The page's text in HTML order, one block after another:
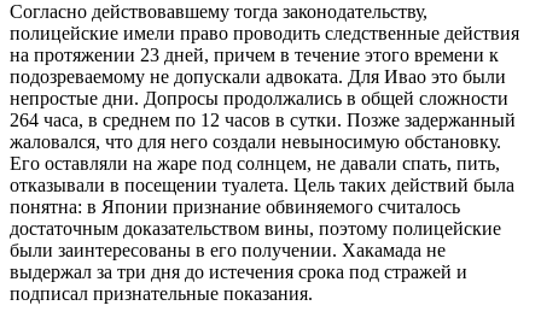
Согласно действовавшему тогда законодательству,
полицейские имели право проводить следственные действия
на протяжении 23 дней, причем в течение этого времени к
подозреваемому не допускали адвоката. Для Ивао это были
непростые дни. Допросы продолжались в общей сложности
264 часа, в среднем по 12 часов в сутки. Позже задержанный
жаловался, что для него создали невыносимую обстановку.
Его оставляли на жаре под солнцем, не давали спать, пить,
отказывали в посещении туалета. Цель таких действий была
понятна: в Японии признание обвиняемого считалось
достаточным доказательством вины, поэтому полицейские
были заинтересованы в его получении. Хакамада не
выдержал за три дня до истечения срока под стражей и
подписал признательные показания.